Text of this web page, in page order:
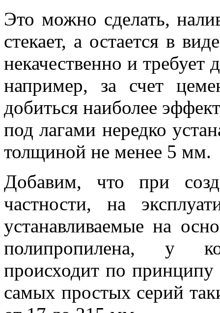
Это можно сделать,
стекает, а остается в
некачественно и требует
например, за счет
добиться наиболее
под лагами нередко
толщиной не менее 5 мм.
Добавим, что при
частности, на
устанавливаемые на
полипропилена, у
происходит по принципу
самых простых серий